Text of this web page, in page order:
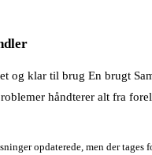
og klar til brug En brugt
håndterer alt fra
opdaterede, men der